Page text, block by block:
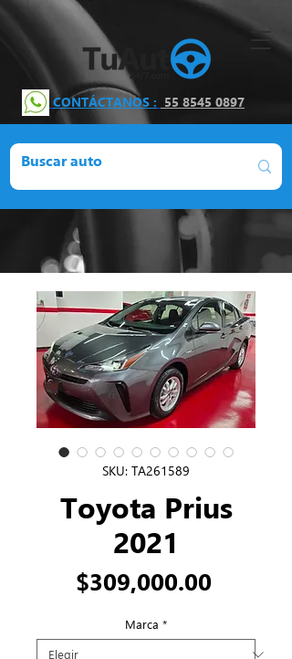
CONTÁCTANOS : 55 8545 0897
SKU: TA261589
Toyota Prius
2021
$309,000.00
Marca *